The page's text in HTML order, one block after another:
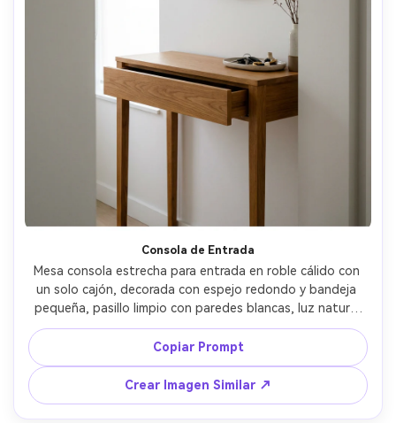
Consola de Entrada
Mesa consola estrecha para entrada en roble cálido con
un solo cajón, decorada con espejo redondo y bandeja
pequeña, pasillo limpio con paredes blancas, luz natural
suave, foto tomada con Sony A7R IV, 35mm, f/4.5,
fotorrealista, estilismo editorial de interiores,
composición equilibrada --ar 4:5
Copiar Prompt
Crear Imagen Similar ↗